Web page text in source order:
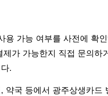
용 가능 여부를 사전에 확
가 가능한지 직접 문의하
.
약국 등에서 광주상생카드